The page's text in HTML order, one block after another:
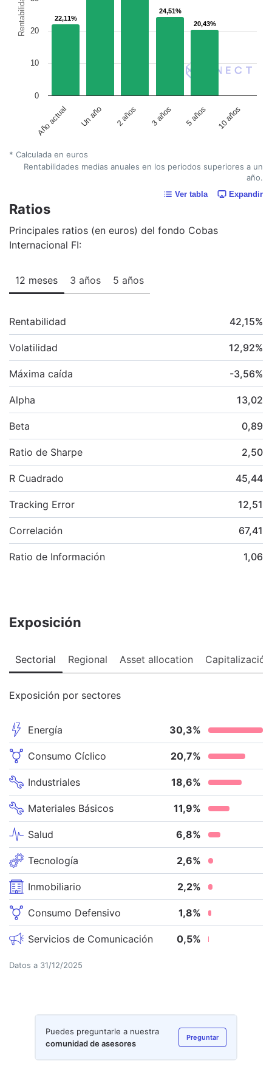
Rentabilidad 22,11%
22,11%
24,51%
24,51%
20,43%
20,43%
Año actual Un año 2 años 3 años 5 años 10 años
0
10
20
* Calculada en euros
Rentabilidades medias anuales en los periodos superiores a un
año.
Ver tabla Expandir
Ratios
Principales ratios (en euros) del fondo Cobas
Internacional FI:
12 meses 3 años 5 años
Rentabilidad 42,15%
Volatilidad 12,92%
Máxima caída -3,56%
Alpha 13,02
Beta 0,89
Ratio de Sharpe 2,50
R Cuadrado 45,44
Tracking Error 12,51
Correlación 67,41
Ratio de Información 1,06
Exposición
Sectorial Regional Asset allocation Capitalización
Exposición por sectores
Energía 30,3%
Consumo Cíclico 20,7%
Industriales 18,6%
Materiales Básicos 11,9%
Salud 6,8%
Tecnología 2,6%
Inmobiliario 2,2%
Consumo Defensivo 1,8%
Servicios de Comunicación 0,5%
Datos a 31/12/2025
Puedes preguntarle a nuestra
comunidad de asesores
Preguntar